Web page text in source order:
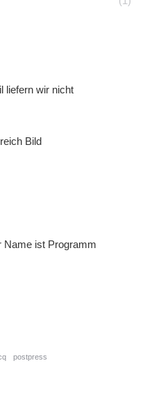
liefern wir nicht
Bild
Name ist Programm
postpress